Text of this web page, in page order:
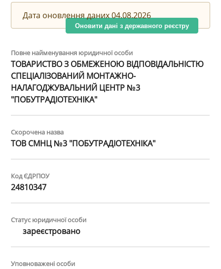
Дата оновлення даних 04.08.2026
Оновити дані з державного реєстру
Повне найменування юридичної особи
ТОВАРИСТВО З ОБМЕЖЕНОЮ ВІДПОВІДАЛЬНІСТЮ
СПЕЦІАЛІЗОВАНИЙ МОНТАЖНО-
НАЛАГОДЖУВАЛЬНИЙ ЦЕНТР №3
"ПОБУТРАДІОТЕХНІКА"
Скорочена назва
ТОВ СМНЦ №3 "ПОБУТРАДІОТЕХНІКА"
Код ЄДРПОУ
24810347
Статус юридичної особи
зареєстровано
Уповноважені особи